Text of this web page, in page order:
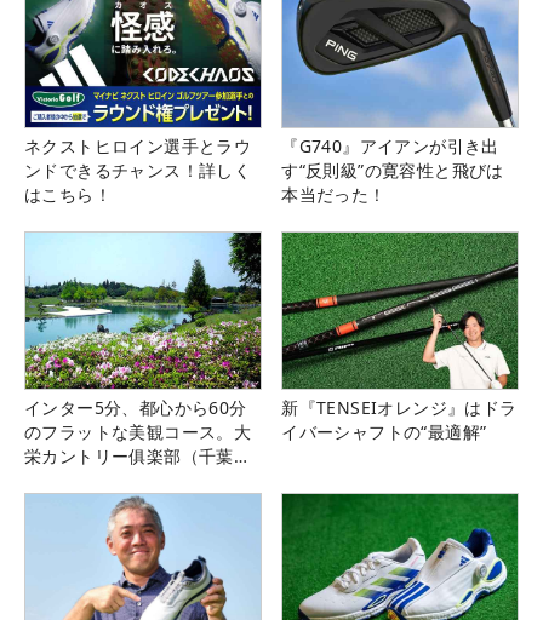
ネクストヒロイン選手とラウ
ンドできるチャンス！詳しく
はこちら！
『G740』アイアンが引き出
す“反則級”の寛容性と飛びは
本当だった！
インター5分、都心から60分
のフラットな美観コース。大
栄カントリー俱楽部（千葉
新『TENSEIオレンジ』はドラ
イバーシャフトの“最適解”